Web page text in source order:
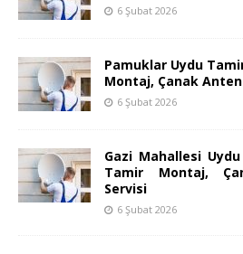
6 Şubat 2026
Pamuklar Uydu
Montaj, Çanak
6 Şubat 2026
Gazi Mahallesi
Tamir Montaj,
Servisi
6 Şubat 2026